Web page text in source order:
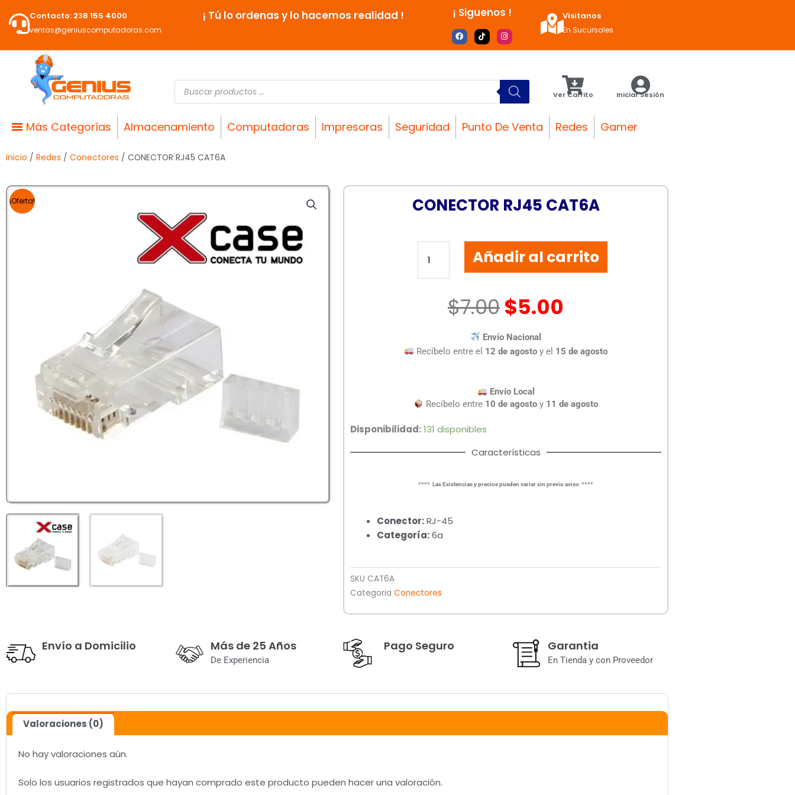
contenido
Contacto: 238 155 4000
ventas@geniuscomputadoras.com
¡ Tú lo ordenas y lo hacemos realidad ! ¡ Siguenos !
F
a
o
T
i
k
I
n
g
a
m
Visitanos
En Sucursales
Búsqueda
de
productos
Ver Carrito Iniciar Sesión
Más Categorías Almacenamiento Computadoras Impresoras Seguridad Punto De Venta Redes Gamer
Inicio / Redes / Conectores / CONECTOR RJ45 CAT6A
¡Oferta! CONECTOR RJ45 CAT6A
CONECTOR
RJ45
Añadir al carrito
$7.00$5.00
Envío Nacional
Recíbelo entre el 12 de agosto y el 15 de agosto
Envío Local
Recíbelo entre 10 de agosto y 11 de agosto
Disponibilidad:131 disponibles
Características
**** Las Existencias y precios pueden variar sin previo aviso ****
Conector:RJ-45
Categoría:6a
SKU CAT6A
Categoria Conectores
Envío a Domicilio Más de 25 Años
De Experiencia
Pago Seguro Garantia
En Tienda y con Proveedor
Valoraciones (0)
No hay valoraciones aún.
Solo los usuarios registrados que hayan comprado este producto pueden hacer una valoración.